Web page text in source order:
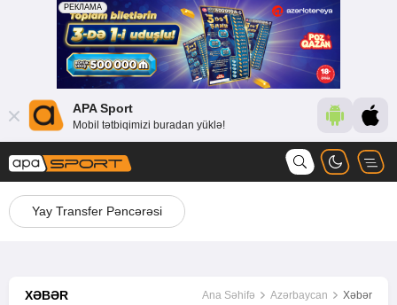
APA Sport
Mobil tətbiqimizi buradan yüklə!
Yay Transfer Pəncərəsi
XƏBƏR Ana Səhifə Azərbaycan Xəbər